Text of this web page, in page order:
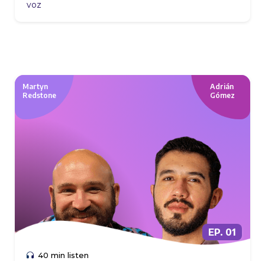
voz
Martyn
Redstone
Adrián
Gómez
EP. 01
40 min listen